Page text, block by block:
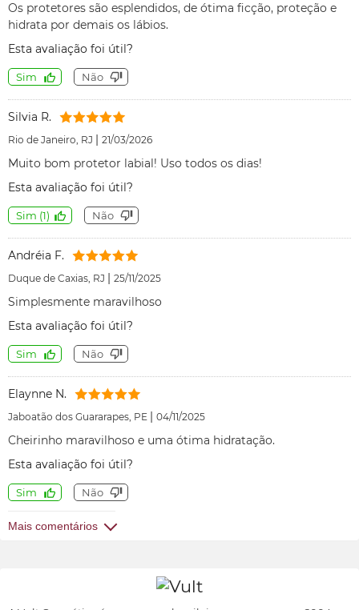
Os protetores são esplendidos, de ótima ficção, proteção e
hidrata por demais os lábios.
Esta avaliação foi útil?
Sim Não
Silvia R.
Rio de Janeiro, RJ | 21/03/2026
Muito bom protetor labial! Uso todos os dias!
Esta avaliação foi útil?
Sim (1) Não
Andréia F.
Duque de Caxias, RJ | 25/11/2025
Simplesmente maravilhoso
Esta avaliação foi útil?
Sim Não
Elaynne N.
Jaboatão dos Guararapes, PE | 04/11/2025
Cheirinho maravilhoso e uma ótima hidratação.
Esta avaliação foi útil?
Sim Não
Mais comentários